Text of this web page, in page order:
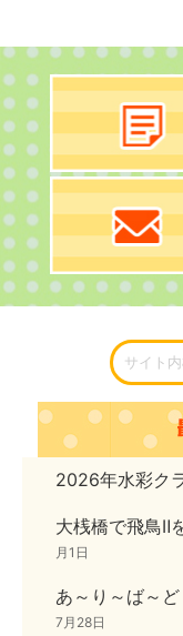
2026年水彩ク
大桟橋で飛鳥Ⅱ
月1日
あ～り～ば～
7月28日